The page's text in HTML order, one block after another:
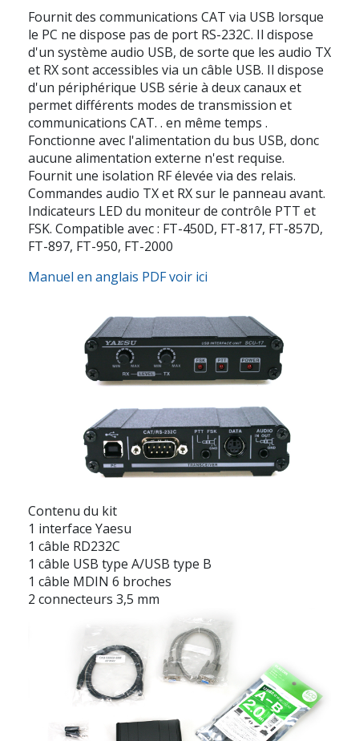
Fournit des communications CAT via USB lorsque
le PC ne dispose pas de port RS-232C. Il dispose
d'un système audio USB, de sorte que les audio TX
et RX sont accessibles via un câble USB. Il dispose
d'un périphérique USB série à deux canaux et
permet différents modes de transmission et
communications CAT. . en même temps .
Fonctionne avec l'alimentation du bus USB, donc
aucune alimentation externe n'est requise.
Fournit une isolation RF élevée via des relais.
Commandes audio TX et RX sur le panneau avant.
Indicateurs LED du moniteur de contrôle PTT et
FSK. Compatible avec : FT-450D, FT-817, FT-857D,
FT-897, FT-950, FT-2000
Manuel en anglais PDF voir ici
Contenu du kit
1 interface Yaesu
1 câble RD232C
1 câble USB type A/USB type B
1 câble MDIN 6 broches
2 connecteurs 3,5 mm